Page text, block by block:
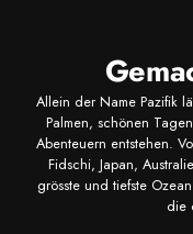
Allein der Name Pazifik
Palmen, schönen
Abenteuern entstehen.
Fidschi, Japan,
grösste und tiefste
die